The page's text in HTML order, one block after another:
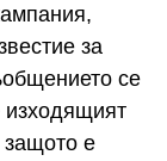
за
се
изходящият
е